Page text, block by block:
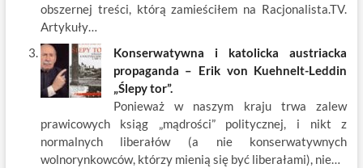
obszernej treści, którą zamieściłem na Racjonalista.TV.
Artykuły…
Konserwatywna i katolicka austriacka
propaganda – Erik von Kuehnelt-Leddin
„Ślepy tor”.
Ponieważ w naszym kraju trwa zalew
prawicowych ksiąg „mądrości” politycznej, i nikt z
normalnych liberałów (a nie konserwatywnych
wolnorynkowców, którzy mienią się być liberałami), nie…